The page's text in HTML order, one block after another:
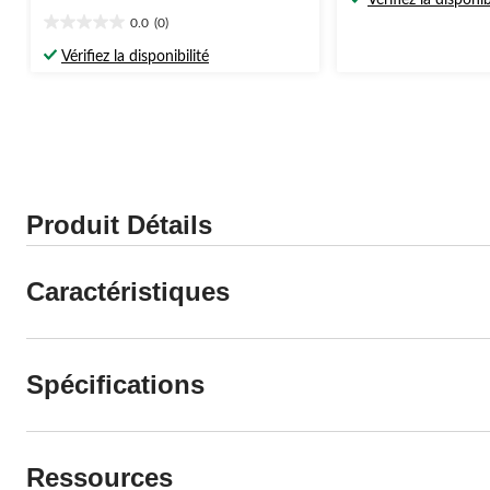
à
partir
0.0 (0)
étoile(s)
Vérifiez la disponibilité
Produit Détails
Caractéristiques
Spécifications
Ressources